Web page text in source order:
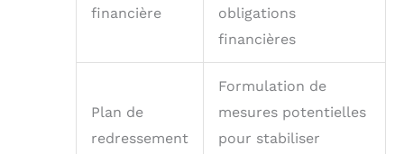
financière
obligations
financières
Plan de
redressement
Formulation de
mesures potentielles
pour stabiliser